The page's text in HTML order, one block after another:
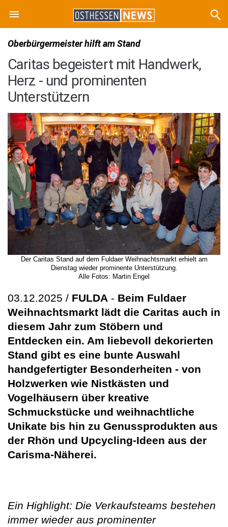
Oberbürgermeister hilft am Stand
Caritas begeistert mit Handwerk,
Herz - und prominenten
Unterstützern
Der Caritas Stand auf dem Fuldaer Weihnachtsmarkt erhielt am
Dienstag wieder prominente Unterstützung.
Alle Fotos: Martin Engel
03.12.2025 / FULDA - Beim Fuldaer
Weihnachtsmarkt lädt die Caritas auch in
diesem Jahr zum Stöbern und
Entdecken ein. Am liebevoll dekorierten
Stand gibt es eine bunte Auswahl
handgefertigter Besonderheiten - von
Holzwerken wie Nistkästen und
Vogelhäusern über kreative
Schmuckstücke und weihnachtliche
Unikate bis hin zu Genussprodukten aus
der Rhön und Upcycling-Ideen aus der
Carisma-Näherei.
Ein Highlight: Die Verkaufsteams bestehen
immer wieder aus prominenter